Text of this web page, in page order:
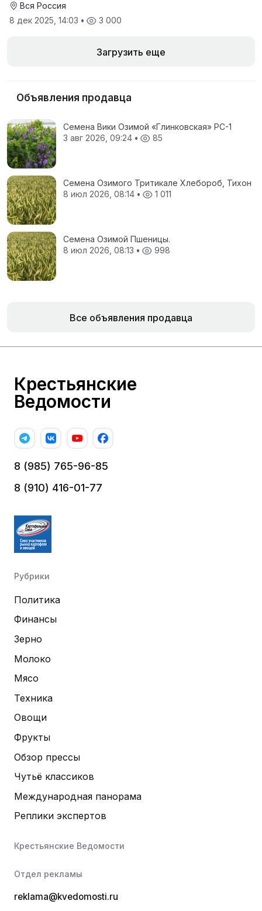
Вся Россия
8 дек 2025, 14:03 • 3 000
Загрузить еще
Объявления продавца
Семена Вики Озимой «Глинковская» РС-1
3 авг 2026, 09:24 • 85
Семена Озимого Тритикале Хлебороб, Тихон
8 июл 2026, 08:14 • 1 011
Семена Озимой Пшеницы.
8 июл 2026, 08:13 • 998
Все объявления продавца
Крестьянские
Ведомости
8 (985) 765-96-85
8 (910) 416-01-77
Рубрики
Политика
Финансы
Зерно
Молоко
Мясо
Техника
Овощи
Фрукты
Обзор прессы
Чутьё классиков
Международная панорама
Реплики экспертов
Крестьянские Ведомости
Отдел рекламы
reklama@kvedomosti.ru